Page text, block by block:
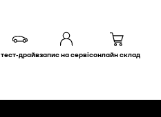
тест-драйвзапис на сервісонлайн склад